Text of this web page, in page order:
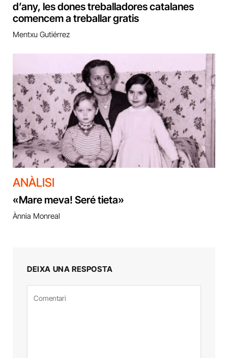
d’any, les dones treballadores catalanes
comencem a treballar gratis
Mentxu Gutiérrez
ANÀLISI
«Mare meva! Seré tieta»
Ànnia Monreal
DEIXA UNA RESPOSTA